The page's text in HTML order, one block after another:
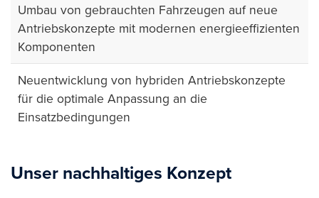
Umbau von gebrauchten Fahrzeugen auf neue
Antriebskonzepte mit modernen energieeffizienten
Komponenten
Neuentwicklung von hybriden Antriebskonzepte
für die optimale Anpassung an die
Einsatzbedingungen
Unser nachhaltiges Konzept